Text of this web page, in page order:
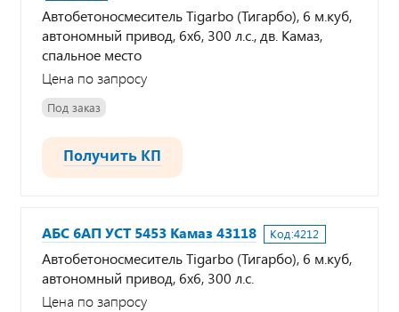
Автобетоносмеситель Tigarbo (Тигарбо), 6 м.куб,
автономный привод, 6х6, 300 л.с., дв. Камаз,
спальное место
Цена по запросу
Под заказ
Получить КП
АБС 6АП УСТ 5453 Камаз 43118 Код:4212
Автобетоносмеситель Tigarbo (Тигарбо), 6 м.куб,
автономный привод, 6х6, 300 л.с.
Цена по запросу